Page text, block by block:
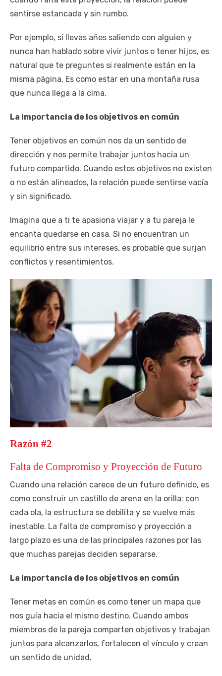
sentirse estancada y sin rumbo.
Por ejemplo, si llevas años saliendo con alguien y
nunca han hablado sobre vivir juntos o tener hijos, es
natural que te preguntes si realmente están en la
misma página. Es como estar en una montaña rusa
que nunca llega a la cima.
La importancia de los objetivos en común
Tener objetivos en común nos da un sentido de
dirección y nos permite trabajar juntos hacia un
futuro compartido. Cuando estos objetivos no existen
o no están alineados, la relación puede sentirse vacía
y sin significado.
Imagina que a ti te apasiona viajar y a tu pareja le
encanta quedarse en casa. Si no encuentran un
equilibrio entre sus intereses, es probable que surjan
conflictos y resentimientos.
Razón #2
Falta de Compromiso y Proyección de Futuro
Cuando una relación carece de un futuro definido, es
como construir un castillo de arena en la orilla: con
cada ola, la estructura se debilita y se vuelve más
inestable. La falta de compromiso y proyección a
largo plazo es una de las principales razones por las
que muchas parejas deciden separarse.
La importancia de los objetivos en común
Tener metas en común es como tener un mapa que
nos guía hacia el mismo destino. Cuando ambos
miembros de la pareja comparten objetivos y trabajan
juntos para alcanzarlos, fortalecen el vínculo y crean
un sentido de unidad.